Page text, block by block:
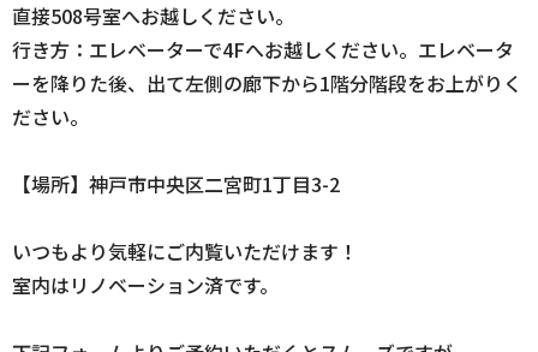
直接508号室へお越しください。
行き方：エレベーターで4Fへお越しください。エレベータ
ーを降りた後、出て左側の廊下から1階分階段をお上がりく
ださい。
【場所】神戸市中央区二宮町1丁目3-2
いつもより気軽にご内覧いただけます！
室内はリノベーション済です。